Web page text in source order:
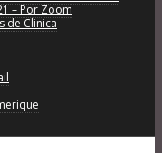
– Por Zoom
de Clinica